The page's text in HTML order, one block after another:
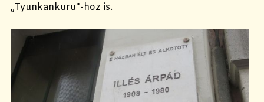
„Tyunkankuru"-hoz is.